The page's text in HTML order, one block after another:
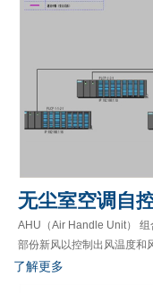
无尘室空调自
AHU（Air Handle Unit）
部份新风以控制出风温度和
了解更多